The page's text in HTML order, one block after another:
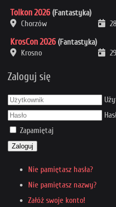
Tolkon 2026 (Fantastyka)
Chorzów
KrosCon 2026 (Fantastyka)
Krosno
Zaloguj się
Zapamiętaj
Zaloguj
Nie pamiętasz hasła?
Nie pamiętasz nazwy?
Załóż swoje konto!